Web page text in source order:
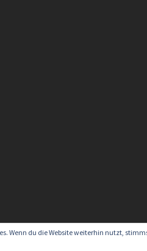
Wenn du die Website weiterhin nutzt,